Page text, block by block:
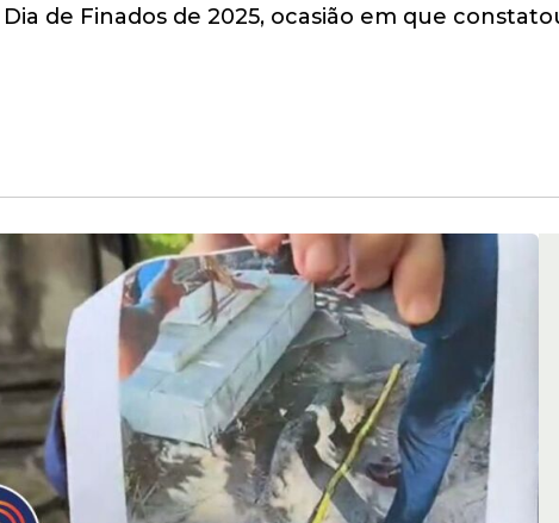
de Finados de 2025, ocasião em que